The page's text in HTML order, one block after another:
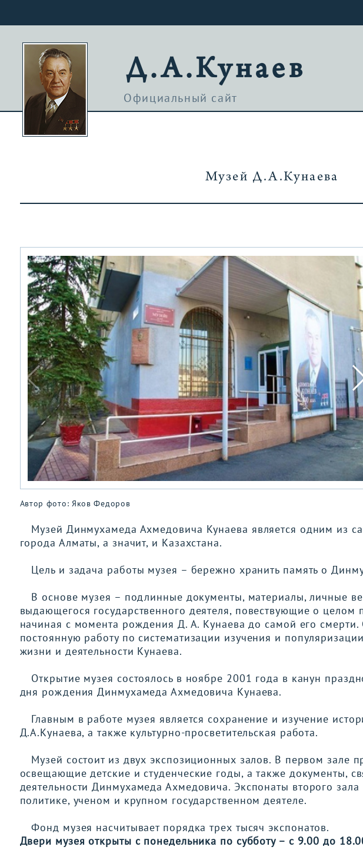
Д.А.Кунаев
Официальный сайт
Музей Д.А.Кунаева
Автор фото: Яков Федоров
Музей Динмухамеда Ахмедовича Кунаева является одним из
города Алматы,а значит, и Казахстана.
Цель и задача работы музея – бережно хранить память о
В основе музея – подлинные документы, материалы, личные
выдающегося государственного деятеля, повествующие о целом
начиная с момента рождения Д. А. Кунаева до самой его смерти.
постоянную работу по систематизации изучения и
жизни и деятельности Кунаева.
Открытие музея состоялось в ноябре 2001 года в канун
дня рождения Динмухамеда Ахмедовича Кунаева.
Главным в работе музея является сохранение и изучение
Д.А.Кунаева, а также культурно-просветительская работа.
Музей состоит из двух экспозиционных залов. В первом зале
освещающие детские и студенческие годы, а также документы,
деятельности Динмухамеда Ахмедовича. Экспонаты второго
политике, ученом и крупном государственном деятеле.
Фонд музея насчитывает порядкатрех тысяч экспонатов.
Двери музея открыты с понедельника по субботу– с 9.00 до